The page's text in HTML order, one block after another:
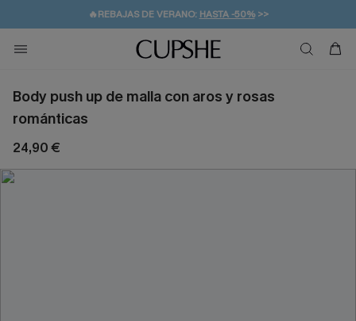
💌¡SUSCRIBIRSE & GANAR -10% EXTRA!
🚚ENVÍO GRATUITO A PARTIR DE 49 € >>
Body push up de malla con aros y rosas
románticas
24,90 €